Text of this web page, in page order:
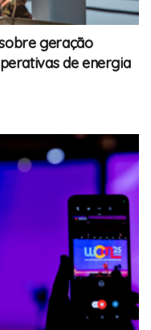
geração
de energia